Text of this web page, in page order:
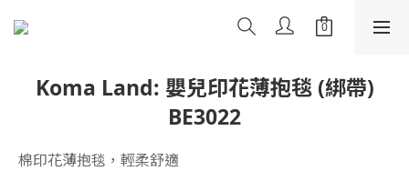
Koma Land: 嬰兒印花薄抱毯 (綁帶)
BE3022
棉印花薄抱毯，輕柔舒適